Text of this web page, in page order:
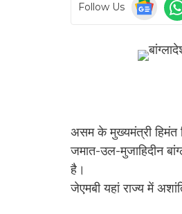
Follow Us
असम के मुख्यमंत्री हिमंत
जमात-उल-मुजाहिदीन
है।
जेएमबी यहां राज्य में